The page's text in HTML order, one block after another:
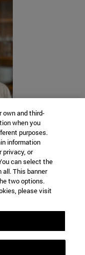
own and third-
when you
purposes.
information
privacy, or
can select the
This banner
two options.
please visit